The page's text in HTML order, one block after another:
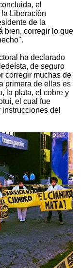
el
Liberación
de la
bien, corregir lo que
ha declarado
de seguro
corregir muchas de
primera de ellas es
la plata, el cobre y
el cual fue
del